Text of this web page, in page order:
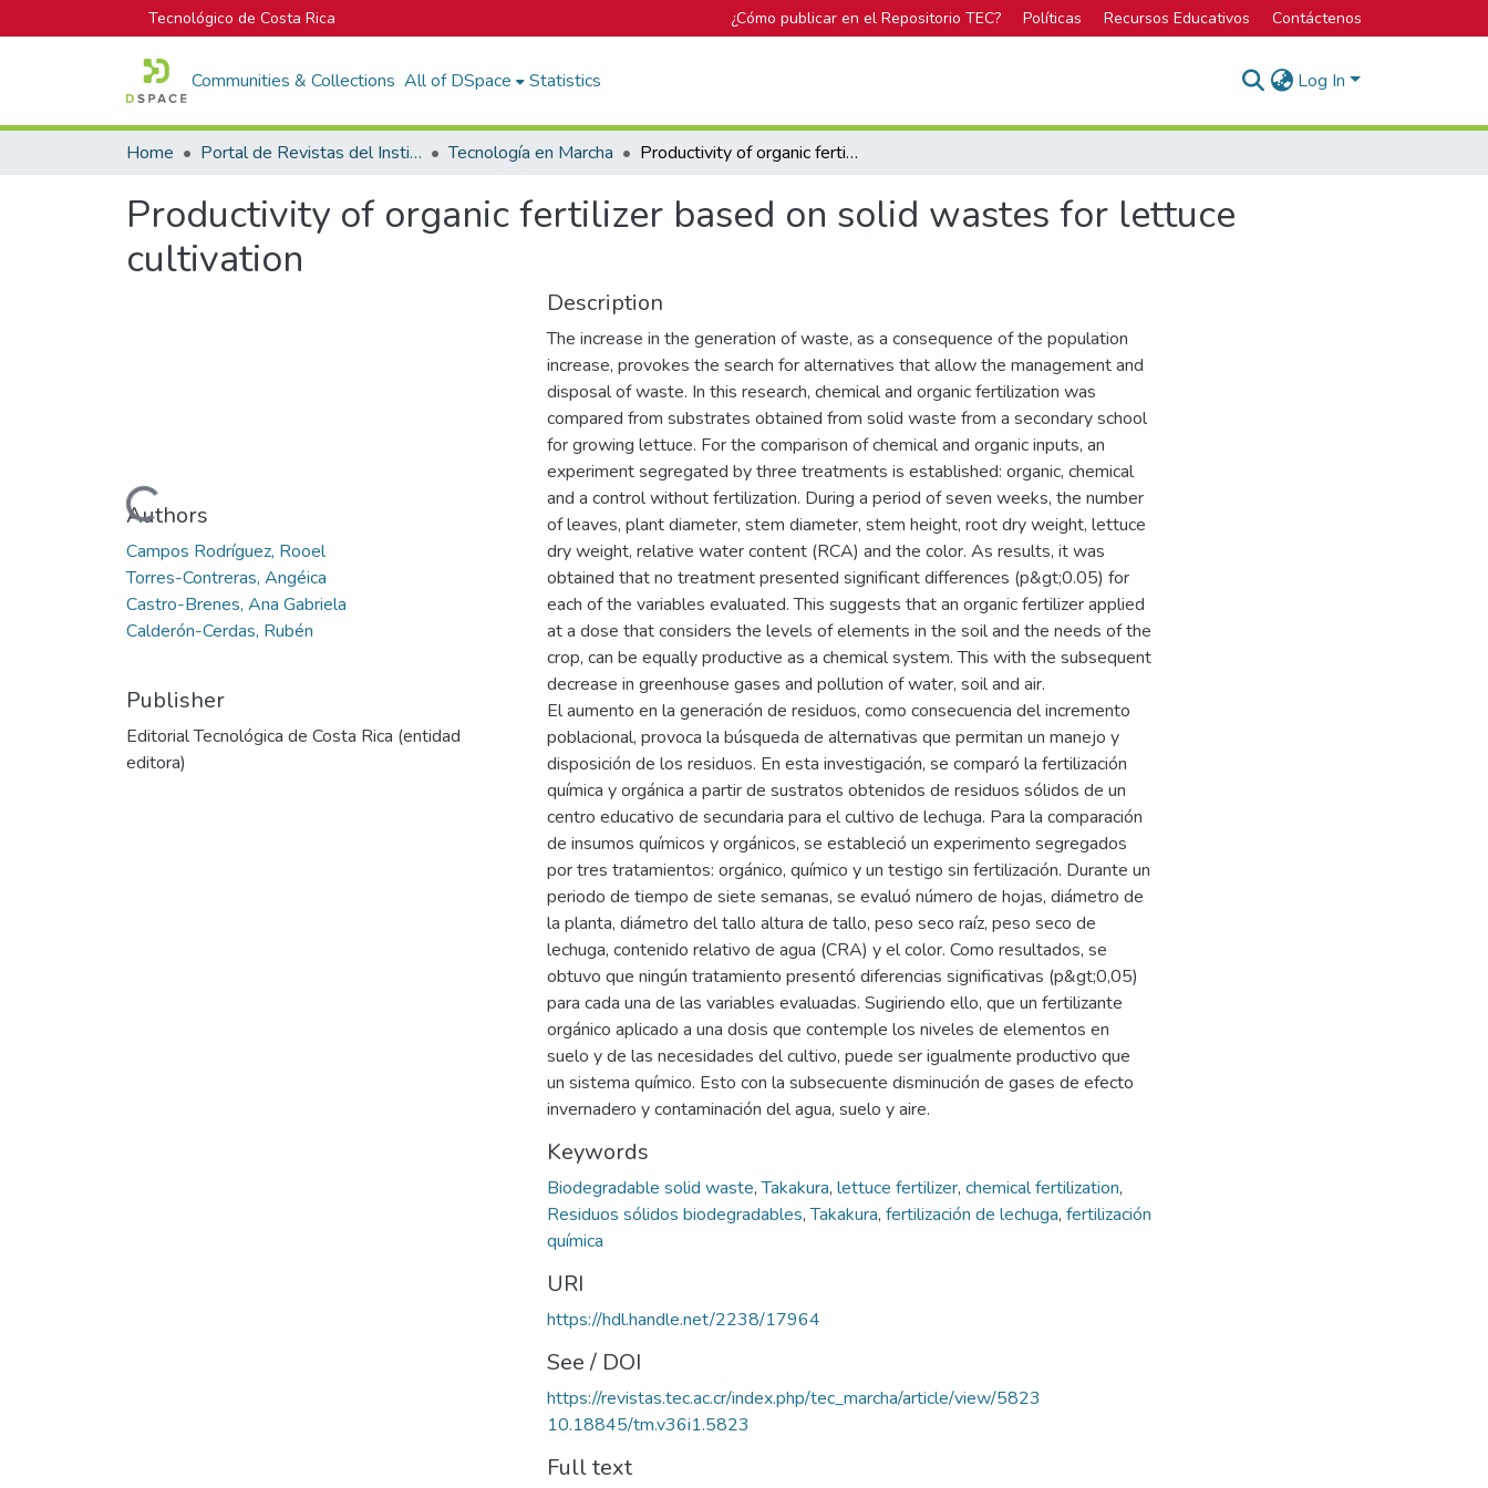
Tecnológico de Costa Rica ¿Cómo publicar en el Repositorio TEC? Políticas Recursos Educativos Contáctenos
Communities & Collections All of DSpace Statistics Log In
Home Portal de Revistas del Instituto Tecnológico de Costa Rica Tecnología en Marcha Productivity of organic fertilizer based on solid wastes for lettuce cultivation
Productivity of organic fertilizer based on solid wastes for lettuce
cultivation
Loading...
Authors
Campos Rodríguez, Rooel
Torres-Contreras, Angéica
Castro-Brenes, Ana Gabriela
Calderón-Cerdas, Rubén
Publisher
Editorial Tecnológica de Costa Rica (entidad
editora)
Description
The increase in the generation of waste, as a consequence of the population
increase, provokes the search for alternatives that allow the management and
disposal of waste. In this research, chemical and organic fertilization was
compared from substrates obtained from solid waste from a secondary school
for growing lettuce. For the comparison of chemical and organic inputs, an
experiment segregated by three treatments is established: organic, chemical
and a control without fertilization. During a period of seven weeks, the number
of leaves, plant diameter, stem diameter, stem height, root dry weight, lettuce
dry weight, relative water content (RCA) and the color. As results, it was
obtained that no treatment presented significant differences (p&gt;0.05) for
each of the variables evaluated. This suggests that an organic fertilizer applied
at a dose that considers the levels of elements in the soil and the needs of the
crop, can be equally productive as a chemical system. This with the subsequent
decrease in greenhouse gases and pollution of water, soil and air.
El aumento en la generación de residuos, como consecuencia del incremento
poblacional, provoca la búsqueda de alternativas que permitan un manejo y
disposición de los residuos. En esta investigación, se comparó la fertilización
química y orgánica a partir de sustratos obtenidos de residuos sólidos de un
centro educativo de secundaria para el cultivo de lechuga. Para la comparación
de insumos químicos y orgánicos, se estableció un experimento segregados
por tres tratamientos: orgánico, químico y un testigo sin fertilización. Durante un
periodo de tiempo de siete semanas, se evaluó número de hojas, diámetro de
la planta, diámetro del tallo altura de tallo, peso seco raíz, peso seco de
lechuga, contenido relativo de agua (CRA) y el color. Como resultados, se
obtuvo que ningún tratamiento presentó diferencias significativas (p&gt;0,05)
para cada una de las variables evaluadas. Sugiriendo ello, que un fertilizante
orgánico aplicado a una dosis que contemple los niveles de elementos en
suelo y de las necesidades del cultivo, puede ser igualmente productivo que
un sistema químico. Esto con la subsecuente disminución de gases de efecto
invernadero y contaminación del agua, suelo y aire.
Keywords
Biodegradable solid waste,Takakura, lettuce fertilizer, chemical fertilization,
Residuos sólidos biodegradables,Takakura, fertilización de lechuga, fertilización
química
URI
https://hdl.handle.net/2238/17964
See / DOI
https://revistas.tec.ac.cr/index.php/tec_marcha/article/view/5823
10.18845/tm.v36i1.5823
Full text